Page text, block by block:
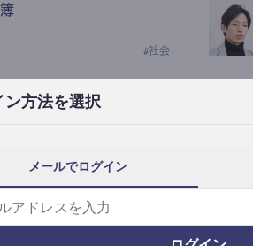
ン方法を選択
メールでログイン
#社会